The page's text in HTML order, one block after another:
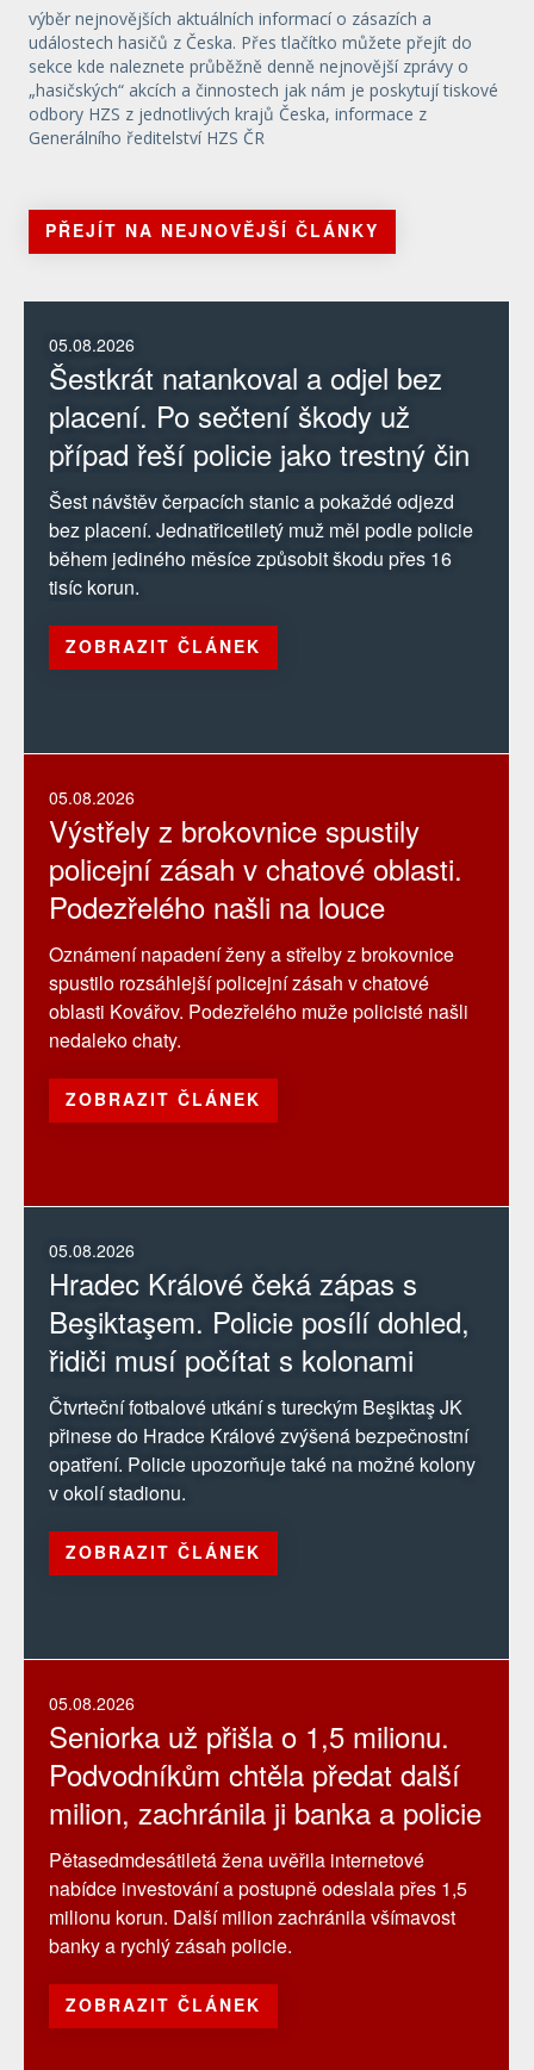
výběr nejnovějších aktuálních informací o zásazích a
událostech hasičů z Česka. Přes tlačítko můžete přejít do
sekce kde naleznete průběžně denně nejnovější zprávy o
„hasičských“ akcích a činnostech jak nám je poskytují tiskové
odbory HZS z jednotlivých krajů Česka, informace z
Generálního ředitelství HZS ČR
PŘEJÍT NA NEJNOVĚJŠÍ ČLÁNKY
05.08.2026
Šestkrát natankoval a odjel bez
placení. Po sečtení škody už
případ řeší policie jako trestný čin
Šest návštěv čerpacích stanic a pokaždé odjezd
bez placení. Jednatřicetiletý muž měl podle policie
během jediného měsíce způsobit škodu přes 16
tisíc korun.
ZOBRAZIT ČLÁNEK
05.08.2026
Hradec Králové čeká zápas s
Beşiktaşem. Policie posílí dohled,
řidiči musí počítat s kolonami
Čtvrteční fotbalové utkání s tureckým Beşiktaş JK
přinese do Hradce Králové zvýšená bezpečnostní
opatření. Policie upozorňuje také na možné kolony
v okolí stadionu.
ZOBRAZIT ČLÁNEK
05.08.2026
Seniorka už přišla o 1,5 milionu.
Podvodníkům chtěla předat další
milion, zachránila ji banka a policie
Pětasedmdesátiletá žena uvěřila internetové
nabídce investování a postupně odeslala přes 1,5
milionu korun. Další milion zachránila všímavost
banky a rychlý zásah policie.
ZOBRAZIT ČLÁNEK
05.08.2026
Výstřely z brokovnice spustily
policejní zásah v chatové oblasti.
Podezřelého našli na louce
Oznámení napadení ženy a střelby z brokovnice
spustilo rozsáhlejší policejní zásah v chatové
oblasti Kovářov. Podezřelého muže policisté našli
nedaleko chaty.
ZOBRAZIT ČLÁNEK